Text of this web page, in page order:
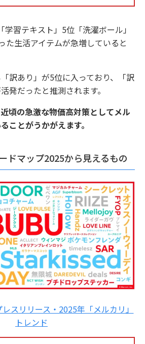
習テキスト」5位「洗濯ボール」
た生活アイテムが急増していると
訳あり」が5位に入っており、「訳
発だったと推測されます。
頃の急激な物価高対策としてメル
ことがうかがえます。
ドマップ2025から見えるもの
スリリース・2025年「メルカリ」
トレンド